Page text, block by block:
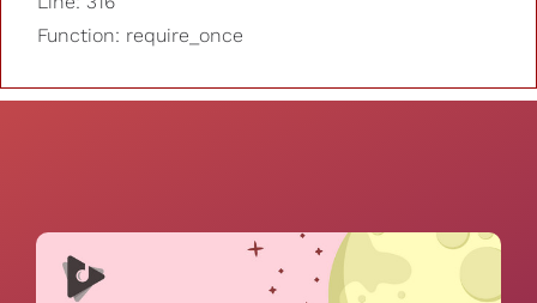
Function: require_once